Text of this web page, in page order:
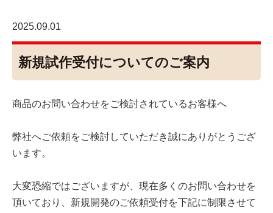
2025.09.01
新規試作受付についてのご案内
商品のお問い合わせをご検討されているお客様へ
弊社へご依頼をご検討していただき誠にありがとうござ
います。
大変恐縮ではございますが、現在多くのお問い合わせを
頂いており、新規開発のご依頼受付を下記に制限させて